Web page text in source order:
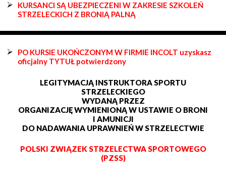
KURSANCI SĄ UBEZPIECZENI W ZAKRESIE SZKOLEŃ
STRZELECKICH Z BRONIĄ PALNĄ
PO KURSIE UKOŃCZONYM W FIRMIE INCOLT uzyskasz
oficjalny TYTUŁ potwierdzony
LEGITYMACJĄ INSTRUKTORA SPORTU
STRZELECKIEGO
WYDANĄ PRZEZ
ORGANIZACJĘ WYMIENIONĄ W USTAWIE O BRONI
I AMUNICJI
DO NADAWANIA UPRAWNIEŃ W STRZELECTWIE
POLSKI ZWIĄZEK STRZELECTWA SPORTOWEGO
(PZSS)